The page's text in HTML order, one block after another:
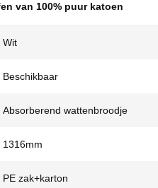
van 100% puur katoen
Wit
Beschikbaar
Absorberend wattenbroodje
1316mm
PE zak+karton